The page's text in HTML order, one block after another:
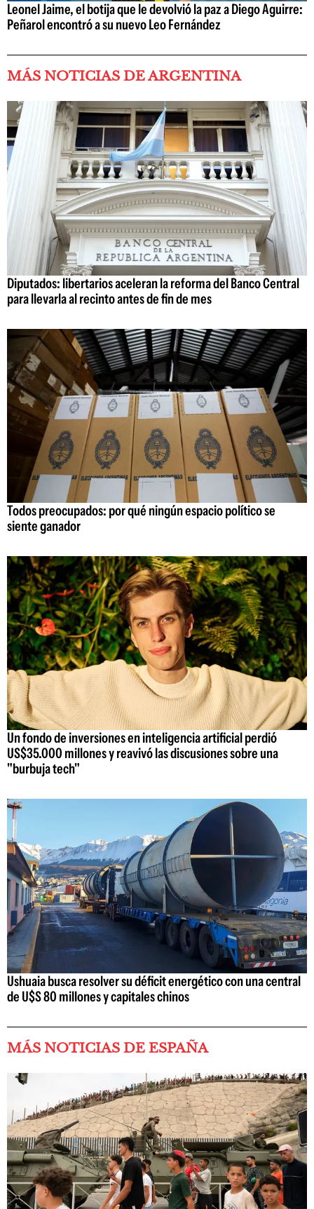
Leonel Jaime, el botija que le devolvió la paz a Diego Aguirre:
Peñarol encontró a su nuevo Leo Fernández
MÁS NOTICIAS DE ARGENTINA
Diputados: libertarios aceleran la reforma del Banco Central
para llevarla al recinto antes de fin de mes
Todos preocupados: por qué ningún espacio político se
siente ganador
Un fondo de inversiones en inteligencia artificial perdió
US$35.000 millones y reavivó las discusiones sobre una
"burbuja tech"
Ushuaia busca resolver su déficit energético con una central
de U$S 80 millones y capitales chinos
MÁS NOTICIAS DE ESPAÑA